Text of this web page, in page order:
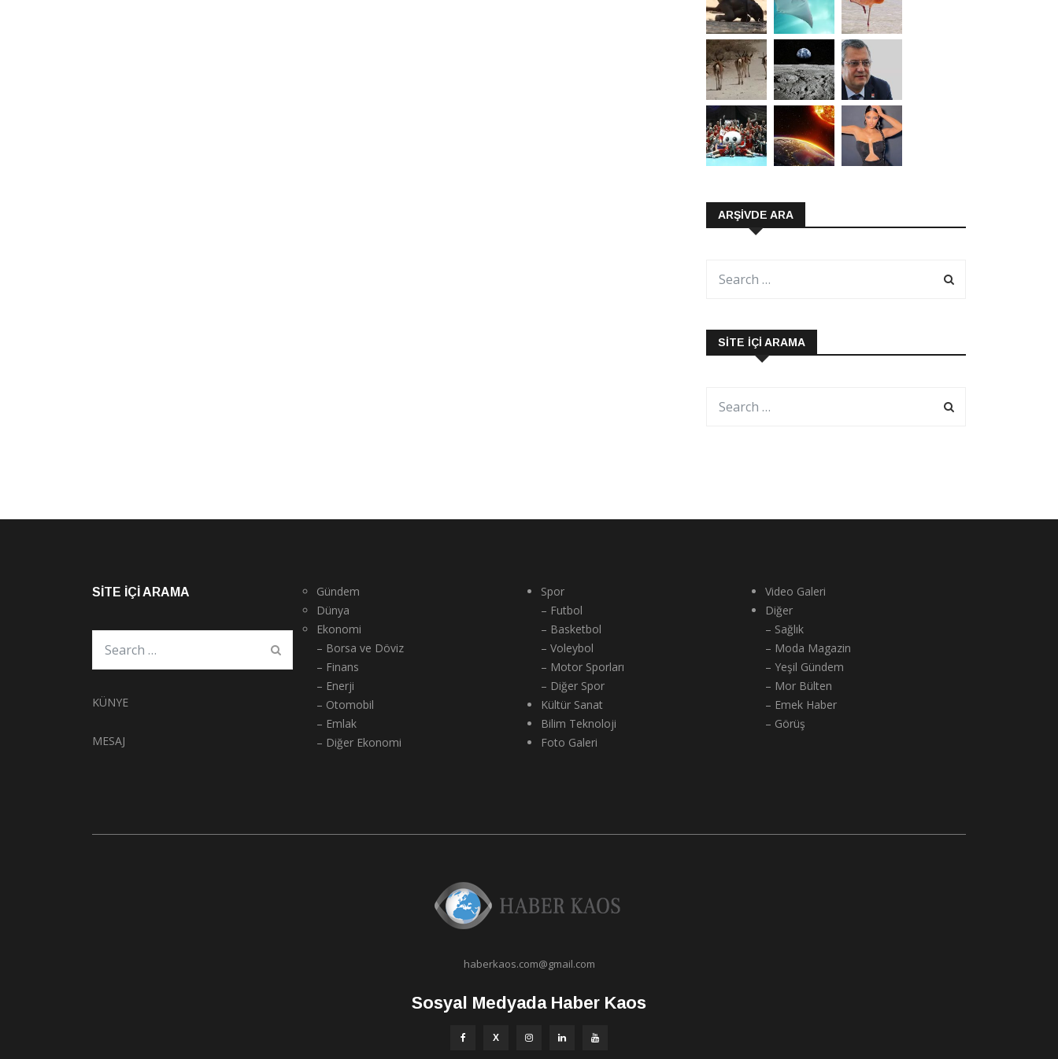
ARŞIVDE ARA
SITE İÇI ARAMA
SITE İÇI ARAMA
KÜNYE
MESAJ
Gündem
Dünya
Ekonomi
– Borsa ve Döviz
– Finans
– Enerji
– Otomobil
– Emlak
– Diğer Ekonomi
Spor
– Futbol
– Basketbol
– Voleybol
– Motor Sporları
– Diğer Spor
Kültür Sanat
Bilim Teknoloji
Foto Galeri
Video Galeri
Diğer
– Sağlık
– Moda Magazin
– Yeşil Gündem
– Mor Bülten
– Emek Haber
– Görüş
haberkaos.com@gmail.com
Sosyal Medyada Haber Kaos